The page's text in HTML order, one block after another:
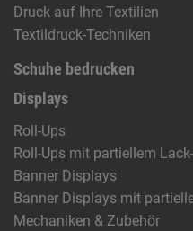
Druck auf Ihre Textilien
Textildruck-Techniken
Schuhe bedrucken
Displays
Roll-Ups
Roll-Ups mit partiellem
Banner Displays
Banner Displays mit
Mechaniken & Zubehör